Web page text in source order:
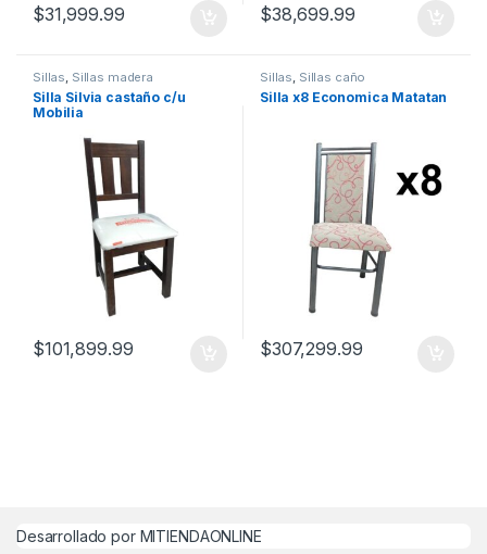
$31,999.99 $38,699.99
Sillas, Sillas madera
Silla Silvia castaño c/u
Mobilia
$101,899.99
Sillas, Sillas caño
Silla x8 Economica Matatan
$307,299.99
Desarrollado por MITIENDAONLINE